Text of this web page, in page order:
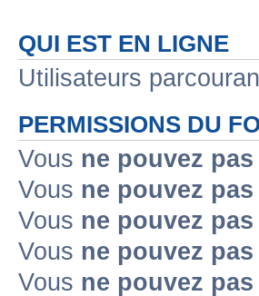
QUI EST EN LIGNE
Utilisateurs
PERMISSIONS DU
Vous ne pouvez pas
Vous ne pouvez pas
Vous ne pouvez pas
Vous ne pouvez pas
Vous ne pouvez pas